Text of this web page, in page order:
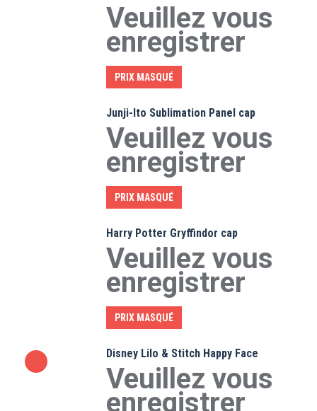
Veuillez vous
enregistrer
PRIX MASQUÉ
Junji-Ito Sublimation Panel cap
Veuillez vous
enregistrer
PRIX MASQUÉ
Harry Potter Gryffindor cap
Veuillez vous
enregistrer
PRIX MASQUÉ
Disney Lilo & Stitch Happy Face
Veuillez vous
enregistrer